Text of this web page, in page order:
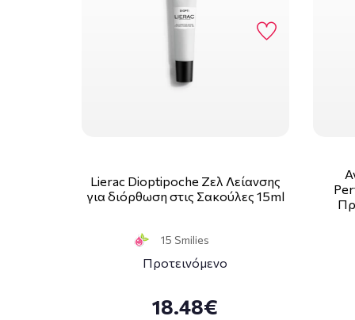
Lierac Dioptipoche Ζελ Λείανσης
για διόρθωση στις Σακούλες 15ml
15 Smilies
Προτεινόμενο
18.48€